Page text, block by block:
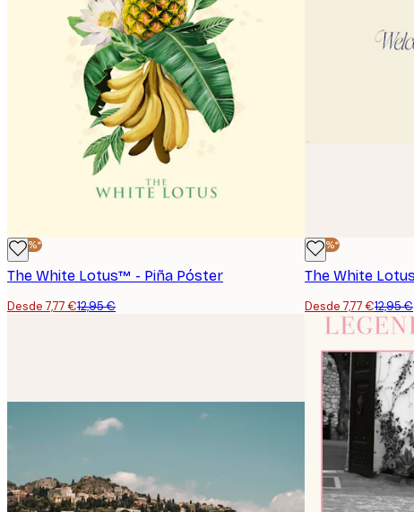
-40%*
The White Lotus™ - Piña Póster
Desde 7,77 €12,95 €
-40%*
Desde 7,77 €12,95 €